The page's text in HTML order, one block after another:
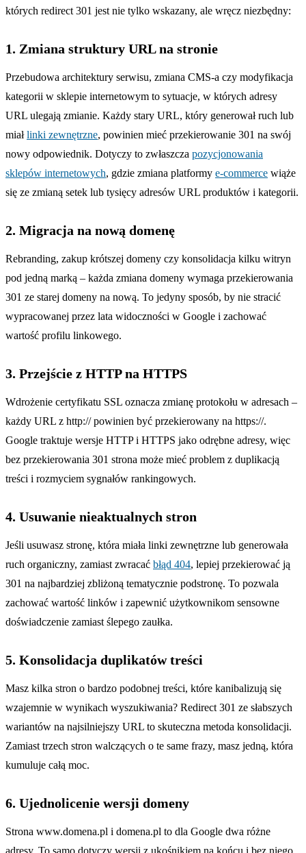
których redirect 301 jest nie tylko wskazany, ale wręcz niezbędny:
1. Zmiana struktury URL na stronie
Przebudowa architektury serwisu, zmiana CMS-a czy modyfikacja
kategorii w sklepie internetowym to sytuacje, w których adresy
URL ulegają zmianie. Każdy stary URL, który generował ruch lub
miałlinki zewnętrzne, powinien mieć przekierowanie 301 na swój
nowy odpowiednik. Dotyczy to zwłaszcza pozycjonowania
sklepów internetowych, gdzie zmiana platformy e-commerce wiąże
się ze zmianą setek lub tysięcy adresów URL produktów i kategorii.
2. Migracja na nową domenę
Rebranding, zakup krótszej domeny czy konsolidacja kilku witryn
pod jedną marką – każda zmiana domeny wymaga przekierowania
301 ze starej domeny na nową. To jedyny sposób, by nie stracić
wypracowanej przez lata widoczności w Google i zachować
wartość profilu linkowego.
3. Przejście z HTTP na HTTPS
Wdrożenie certyfikatu SSL oznacza zmianę protokołu w adresach –
każdy URL z http:// powinien być przekierowany na https://.
Google traktuje wersje HTTP i HTTPS jako odrębne adresy, więc
bez przekierowania 301 strona może mieć problem z duplikacją
treści i rozmyciem sygnałów rankingowych.
4. Usuwanie nieaktualnych stron
Jeśli usuwasz stronę, która miała linki zewnętrzne lub generowała
ruch organiczny, zamiast zwracać błąd 404, lepiej przekierować ją
301 na najbardziej zbliżoną tematycznie podstronę. To pozwala
zachować wartość linków i zapewnić użytkownikom sensowne
doświadczenie zamiast ślepego zaułka.
5. Konsolidacja duplikatów treści
Masz kilka stron o bardzo podobnej treści, które kanibalizują się
wzajemnie w wynikach wyszukiwania? Redirect 301 ze słabszych
wariantów na najsilniejszy URL to skuteczna metoda konsolidacji.
Zamiast trzech stron walczących o te same frazy, masz jedną, która
kumuluje całą moc.
6. Ujednolicenie wersji domeny
Strona www.domena.pl i domena.pl to dla Google dwa różne
adresy. To samo dotyczy wersji z ukośnikiem na końcu i bez niego.